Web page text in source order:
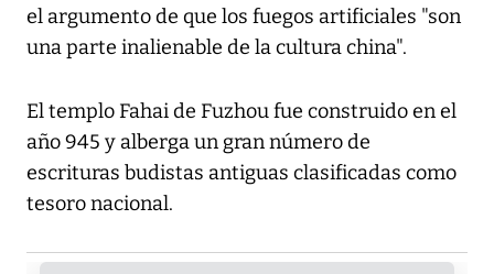
el argumento de que los fuegos artificiales "son
una parte inalienable de la cultura china".
El templo Fahai de Fuzhou fue construido en el
año 945 y alberga un gran número de
escrituras budistas antiguas clasificadas como
tesoro nacional.